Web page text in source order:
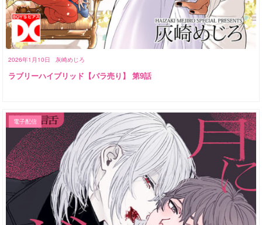
2026年1月10日 灰崎めじろ
ラブリーハイブリッド【バラ売り】 第9話
電子配信